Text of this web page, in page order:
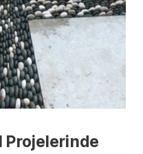
Projelerinde